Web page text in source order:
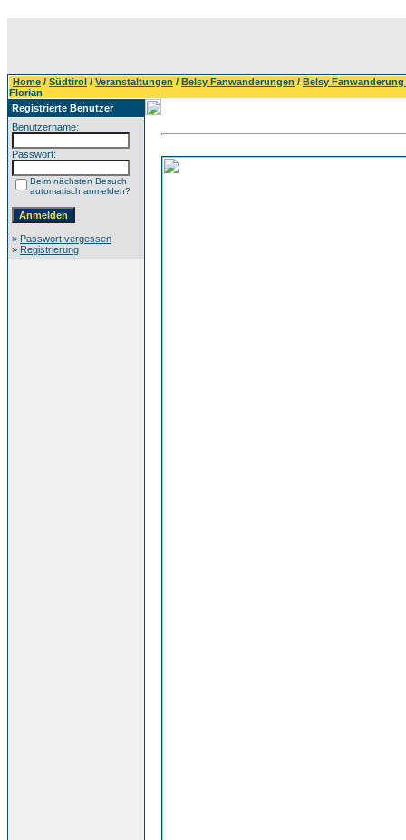
Home / Südtirol / Veranstaltungen / Belsy Fanwanderungen / Belsy Fanwanderung
Florian
Registrierte Benutzer
Benutzername:
Passwort:
Beim nächsten Besuch
automatisch anmelden?
» Passwort vergessen
» Registrierung